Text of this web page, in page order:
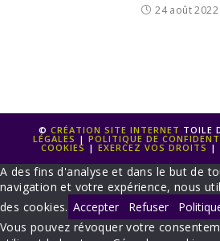
24 août 2022
© CRÉATION SITE INTERNET TOILE
LÉGALES | POLITIQUE DE
COOKIES | EXERCEZ VOS DROITS |
A des fins d'analyse et dans le but de
navigation et votre expérience, nous
des cookies. Accepter Refuser
Vous pouvez révoquer votre